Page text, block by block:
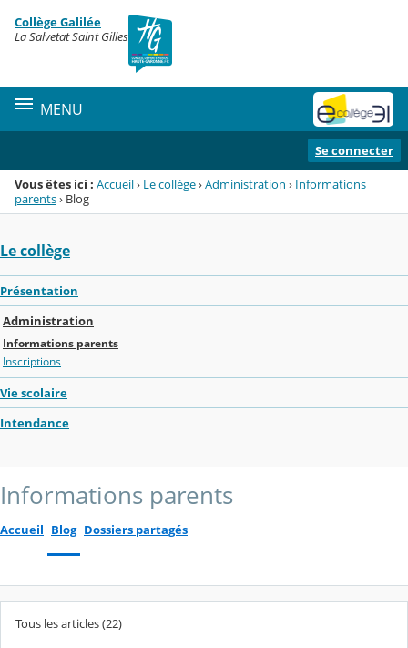
Menu de la rubrique
Contenu
Collège Galilée
La Salvetat Saint Gilles
MENU
Se connecter
Vous êtes ici : Accueil› Le collège›Administration › Informations
parents› Blog
Le collège
Présentation
Administration
Informations parents
Inscriptions
Vie scolaire
Intendance
Informations parents
Accueil Blog Dossiers partagés
Tous les articles (22)